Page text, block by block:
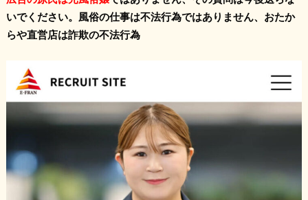
いでください。風俗の仕事は不法行為ではありません、おたか
らや直営店は詐欺の不法行為